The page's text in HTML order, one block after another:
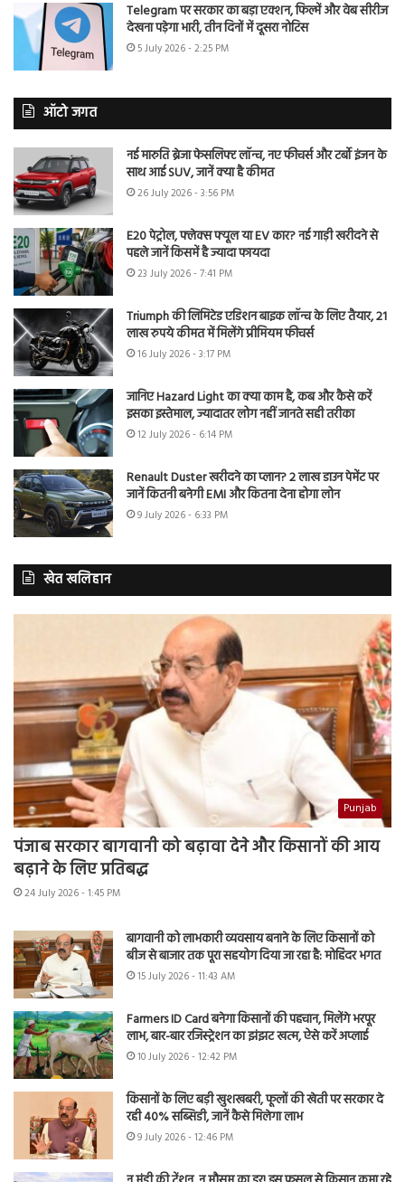
Telegram पर सरकार का बड़ा एक्शन, फिल्में और वेब सीरीज
देखना पड़ेगा भारी, तीन दिनों में दूसरा नोटिस
5 July 2026 - 2:25 PM
ऑटो जगत
नई मारुति ब्रेजा फेसलिफ्ट लॉन्च, नए फीचर्स और टर्बो इंजन के
साथ आई SUV, जानें क्या है कीमत
26 July 2026 - 3:56 PM
E20 पेट्रोल, फ्लेक्स फ्यूल या EV कार? नई गाड़ी खरीदने से
पहले जानें किसमें है ज्यादा फायदा
23 July 2026 - 7:41 PM
Triumph की लिमिटेड एडिशन बाइक लॉन्च के लिए तैयार, 21
लाख रुपये कीमत में मिलेंगे प्रीमियम फीचर्स
16 July 2026 - 3:17 PM
जानिए Hazard Light का क्या काम है, कब और कैसे करें
इसका इस्तेमाल, ज्यादातर लोग नहीं जानते सही तरीका
12 July 2026 - 6:14 PM
Renault Duster खरीदने का प्लान? 2 लाख डाउन पेमेंट पर
जानें कितनी बनेगी EMI और कितना देना होगा लोन
9 July 2026 - 6:33 PM
खेत खलिहान
Punjab
पंजाब सरकार बागवानी को बढ़ावा देने और किसानों की आय
बढ़ाने के लिए प्रतिबद्ध
24 July 2026 - 1:45 PM
बागवानी को लाभकारी व्यवसाय बनाने के लिए किसानों को
बीज से बाजार तक पूरा सहयोग दिया जा रहा है: मोहिंदर भगत
15 July 2026 - 11:43 AM
Farmers ID Card बनेगा किसानों की पहचान, मिलेंगे भरपूर
लाभ, बार-बार रजिस्ट्रेशन का झंझट खत्म, ऐसे करें अप्लाई
10 July 2026 - 12:42 PM
किसानों के लिए बड़ी खुशखबरी, फूलों की खेती पर सरकार दे
रही 40% सब्सिडी, जानें कैसे मिलेगा लाभ
9 July 2026 - 12:46 PM